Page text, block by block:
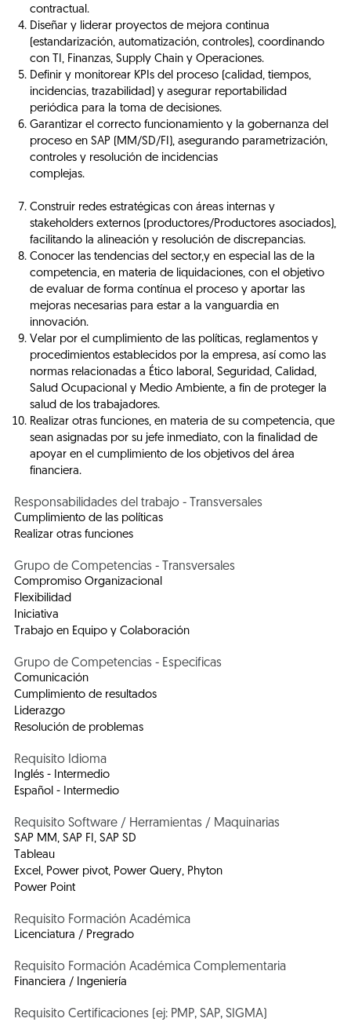
contractual.
Diseñar y liderar proyectos de mejora continua
(estandarización, automatización, controles), coordinando
con TI, Finanzas, Supply Chain y Operaciones.
Definir y monitorear KPIs del proceso (calidad, tiempos,
incidencias, trazabilidad) y asegurar reportabilidad
periódica para la toma de decisiones.
Garantizar el correcto funcionamiento y la gobernanza del
proceso en SAP (MM/SD/FI), asegurando parametrización,
controles y resolución de incidencias
complejas.
Construir redes estratégicas con áreas internas y
stakeholders externos (productores/Productores asociados),
facilitando la alineación y resolución de discrepancias.
Conocer las tendencias del sector,y en especial las de la
competencia, en materia de liquidaciones, con el objetivo
de evaluar de forma contínua el proceso y aportar las
mejoras necesarias para estar a la vanguardia en
innovación.
Velar por el cumplimiento de las políticas, reglamentos y
procedimientos establecidos por la empresa, así como las
normas relacionadas a Ético laboral, Seguridad, Calidad,
Salud Ocupacional y Medio Ambiente, a fin de proteger la
salud de los trabajadores.
Realizar otras funciones, en materia de su competencia, que
sean asignadas por su jefe inmediato, con la finalidad de
apoyar en el cumplimiento de los objetivos del área
financiera.
Responsabilidades del trabajo - Transversales
Cumplimiento de las políticas
Realizar otras funciones
Grupo de Competencias - Transversales
Compromiso Organizacional
Flexibilidad
Iniciativa
Trabajo en Equipo y Colaboración
Grupo de Competencias - Especificas
Comunicación
Cumplimiento de resultados
Liderazgo
Resolución de problemas
Requisito Idioma
Inglés - Intermedio
Español - Intermedio
Requisito Software / Herramientas / Maquinarias
SAP MM, SAP FI, SAP SD
Tableau
Excel, Power pivot, Power Query, Phyton
Power Point
Requisito Formación Académica
Licenciatura / Pregrado
Requisito Formación Académica Complementaria
Financiera / Ingeniería
Requisito Certificaciones (ej: PMP, SAP, SIGMA)